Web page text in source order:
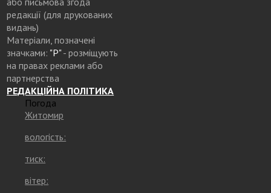
редакції (для друкованих
видань)
Матеріали, позначені
значками: "Р"- розміщують
на правах реклами або
партнерства
РЕДАКЦІЙНА ПОЛІТИКА
Погода
Житомир
вологість:
тиск:
вітер: